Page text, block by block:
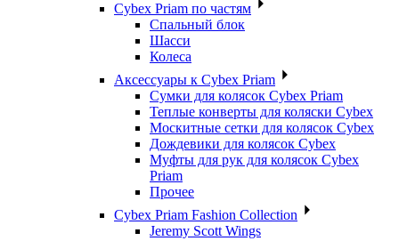
Cybex Priam по частям
Спальный блок
Шасси
Колеса
Аксессуары к Cybex Priam
Сумки для колясок Cybex Priam
Теплые конверты для коляски Cybex
Москитные сетки для колясок Cybex
Дождевики для колясок Cybex
Муфты для рук для колясок Cybex
Priam
Прочее
Cybex Priam Fashion Collection
Jeremy Scott Wings